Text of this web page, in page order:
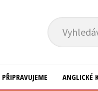
PŘIPRAVUJEME ANGLICKÉ